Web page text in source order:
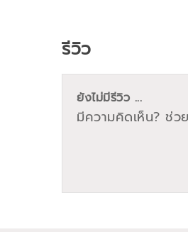
รีวิว
ยังไม่มีรีวิว ...
มีความคิดเห็น? ช่